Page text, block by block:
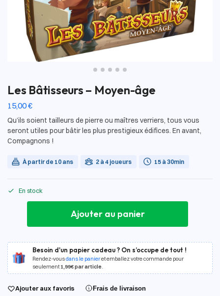
Les Bâtisseurs – Moyen-âge
15,00€
Qu’ils soient tailleurs de pierre ou maîtres verriers, tous vous
seront utiles pour bâtir les plus prestigieux édifices. En avant,
Compagnons !
À partir de 10 ans 2 à 4 joueurs 15 à 30min
En stock
Ajouter au panier
Besoin d'un papier cadeau ? On s’occupe de tout !
Rendez-vousdans le panieret emballez votre commande pour
seulement1,99€ par article.
Ajouter aux favoris Frais de livraison